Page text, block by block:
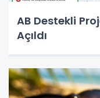
AB Destekli
Açıldı